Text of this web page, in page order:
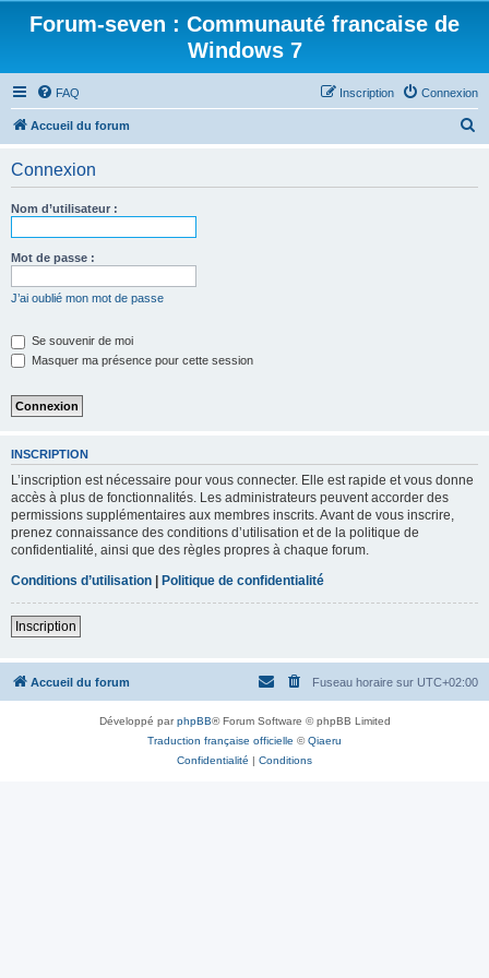
Forum-seven : Communauté francaise de
Windows 7
FAQ Connexion
Inscription
Accueil du forum
Connexion
Nom d’utilisateur :
Mot de passe :
J’ai oublié mon mot de passe
Se souvenir de moi
Masquer ma présence pour cette session
INSCRIPTION
L’inscription est nécessaire pour vous connecter. Elle est rapide et vous donne
accès à plus de fonctionnalités. Les administrateurs peuvent accorder des
permissions supplémentaires aux membres inscrits. Avant de vous inscrire,
prenez connaissance des conditions d’utilisation et de la politique de
confidentialité, ainsi que des règles propres à chaque forum.
Conditions d’utilisation | Politique de confidentialité
Inscription
Accueil du forum Fuseau horaire sur UTC+02:00
Développé parphpBB® Forum Software © phpBB Limited
Traduction française officielle ©Qiaeru
Confidentialité | Conditions